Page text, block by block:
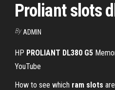
Proliant slots
By ADMIN
HP PROLIANT DL380 G5
YouTube
How to see which ram slots